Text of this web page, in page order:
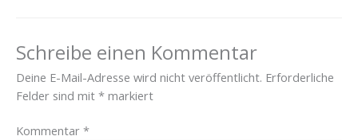
Schreibe einen Kommentar
Deine E-Mail-Adresse wird nicht veröffentlicht. Erforderliche
Felder sind mit * markiert
Kommentar *